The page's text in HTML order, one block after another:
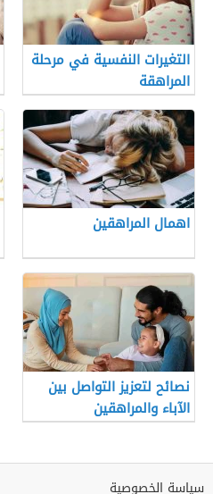
التغيرات النفسية في مرحلة
المراهقة
اهمال المراهقين
نصائح لتعزيز التواصل بين
الآباء والمراهقين
سياسة الخصوصية